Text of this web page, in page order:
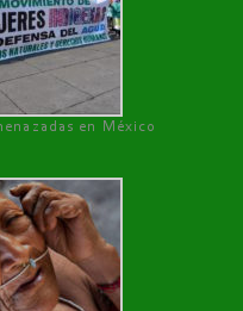
en México